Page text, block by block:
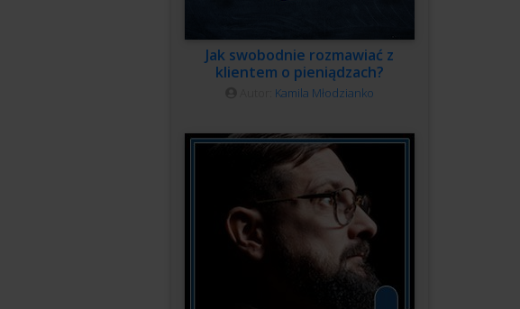
Jak swobodnie rozmawiać z
klientem o pieniądzach?
Kamila Młodzianko